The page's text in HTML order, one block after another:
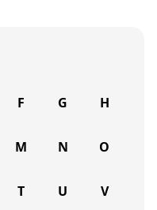
F G H
M N O
T U V